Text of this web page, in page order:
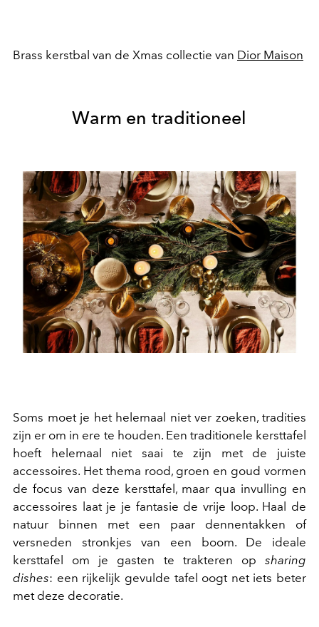
Brass kerstbal van de Xmas collectie van Dior Maison
Warm en traditioneel
Soms moet je het helemaal niet ver zoeken, tradities
zijn er om in ere te houden. Een traditionele kersttafel
hoeft helemaal niet saai te zijn met de juiste
accessoires. Het thema rood, groen en goud vormen
de focus van deze kersttafel, maar qua invulling en
accessoires laat je je fantasie de vrije loop. Haal de
natuur binnen met een paar dennentakken of
versneden stronkjes van een boom. De ideale
kersttafel om je gasten te trakteren op sharing
dishes: een rijkelijk gevulde tafel oogt net iets beter
met deze decoratie.